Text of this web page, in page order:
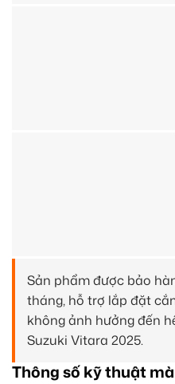
Sản phẩm được bảo
tháng, hỗ trợ lắp đặt
không ảnh hưởng đến
Suzuki Vitara 2025.
Thông số kỹ thuật